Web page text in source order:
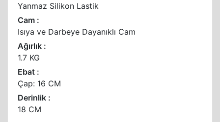
Yanmaz Silikon Lastik
Cam :
Isıya ve Darbeye Dayanıklı Cam
Ağırlık :
1.7 KG
Ebat :
Çap: 16 CM
Derinlik :
18 CM